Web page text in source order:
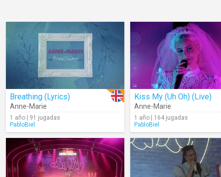
Breathing (Lyrics)
Anne-Marie
1 año | 91 jugadas
PabloBiel
Kiss My (Uh Oh) (Live)
Anne-Marie
1 año | 164 jugadas
PabloBiel